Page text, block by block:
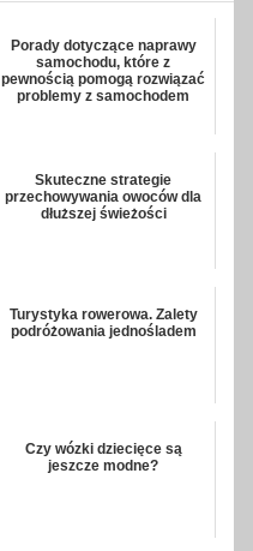
Porady dotyczące naprawy
samochodu, które z
pewnością pomogą rozwiązać
problemy z samochodem
Skuteczne strategie
przechowywania owoców dla
dłuższej świeżości
Turystyka rowerowa. Zalety
podróżowania jednośladem
Czy wózki dziecięce są
jeszcze modne?